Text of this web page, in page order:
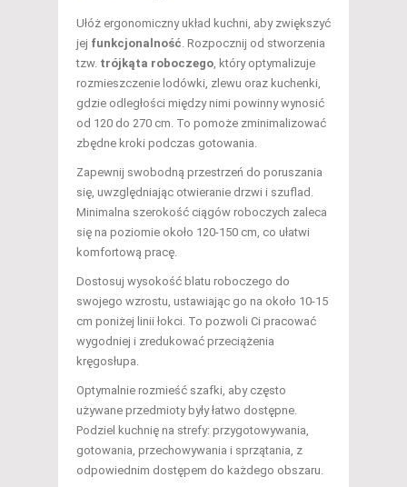
Ułóż ergonomiczny układ kuchni, aby zwiększyć
jej funkcjonalność . Rozpocznij od stworzenia
tzw. trójkąta roboczego , który optymalizuje
rozmieszczenie lodówki, zlewu oraz kuchenki,
gdzie odległości między nimi powinny wynosić
od 120 do 270 cm. To pomoże zminimalizować
zbędne kroki podczas gotowania.
Zapewnij swobodną przestrzeń do poruszania
się, uwzględniając otwieranie drzwi i szuflad.
Minimalna szerokość ciągów roboczych zaleca
się na poziomie około 120-150 cm, co ułatwi
komfortową pracę.
Dostosuj wysokość blatu roboczego do
swojego wzrostu, ustawiając go na około 10-15
cm poniżej linii łokci. To pozwoli Ci pracować
wygodniej i zredukować przeciążenia
kręgosłupa.
Optymalnie rozmieść szafki, aby często
używane przedmioty były łatwo dostępne.
Podziel kuchnię na strefy: przygotowywania,
gotowania, przechowywania i sprzątania, z
odpowiednim dostępem do każdego obszaru.